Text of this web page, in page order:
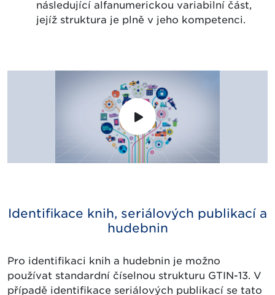
následující alfanumerickou variabilní část,
jejíž struktura je plně v jeho kompetenci.
Identifikace knih, seriálových publikací a
hudebnin
Pro identifikaci knih a hudebnin je možno
používat standardní číselnou strukturu GTIN-13. V
případě identifikace seriálových publikací se tato